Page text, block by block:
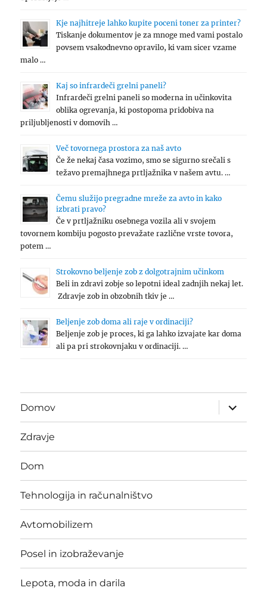
Kje najhitreje lahko kupite poceni toner za printer?
Tiskanje dokumentov je za mnoge med vami postalo
povsem vsakodnevno opravilo, ki vam sicer vzame
malo …
Kaj so infrardeči grelni paneli?
Infrardeči grelni paneli so moderna in učinkovita
oblika ogrevanja, ki postopoma pridobiva na
priljubljenosti v domovih …
Več tovornega prostora za naš avto
Če že nekaj časa vozimo, smo se sigurno srečali s
težavo premajhnega prtljažnika v našem avtu. …
Čemu služijo pregradne mreže za avto in kako
izbrati pravo?
Če v prtljažniku osebnega vozila ali v svojem
tovornem kombiju pogosto prevažate različne vrste tovora,
potem …
Strokovno beljenje zob z dolgotrajnim učinkom
Beli in zdravi zobje so lepotni ideal zadnjih nekaj let.
Zdravje zob in obzobnih tkiv je …
Beljenje zob doma ali raje v ordinaciji?
Beljenje zob je proces, ki ga lahko izvajate kar doma
ali pa pri strokovnjaku v ordinaciji. …
Domov
expand
child
menu
Zdravje
Dom
Tehnologija in računalništvo
Avtomobilizem
Posel in izobraževanje
Lepota, moda in darila